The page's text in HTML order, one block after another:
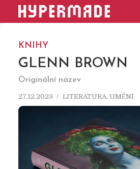
HYPERMADE
KNIHY
GLENN BROWN
Originální název
27.12.2023 LITERATURA, UMĚNÍ